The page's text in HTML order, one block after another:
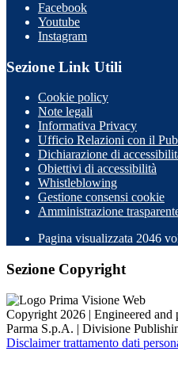
Facebook
Youtube
Instagram
Sezione Link Utili
Cookie policy
Note legali
Informativa Privacy
Ufficio Relazioni con il
Dichiarazione di
Obiettivi di accessibilità
Whistleblowing
Gestione consensi cookie
Amministrazione
Pagina visualizzata 2046
Sezione Copyright
Copyright 2026 | Engineered
Parma S.p.A. | Divisione
Disclaimer trattamento dati